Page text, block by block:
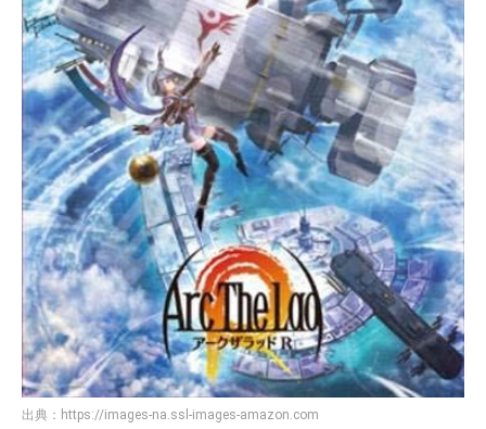
出典： https://images-na.ssl-images-amazon.com